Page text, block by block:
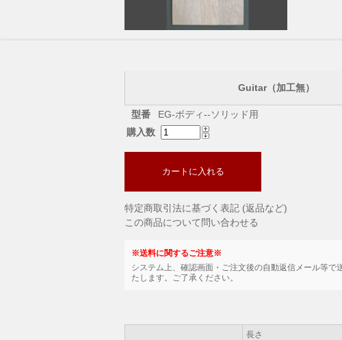
Guitar（加工無）
型番
EG-ボディ--ソリッド用
購入数
カートに入れる
特定商取引法に基づく表記 (返品など)
この商品について問い合わせる
※送料に関するご注意※
システム上、確認画面・ご注文後の自動返信メール等
たします。ご了承ください。
長さ